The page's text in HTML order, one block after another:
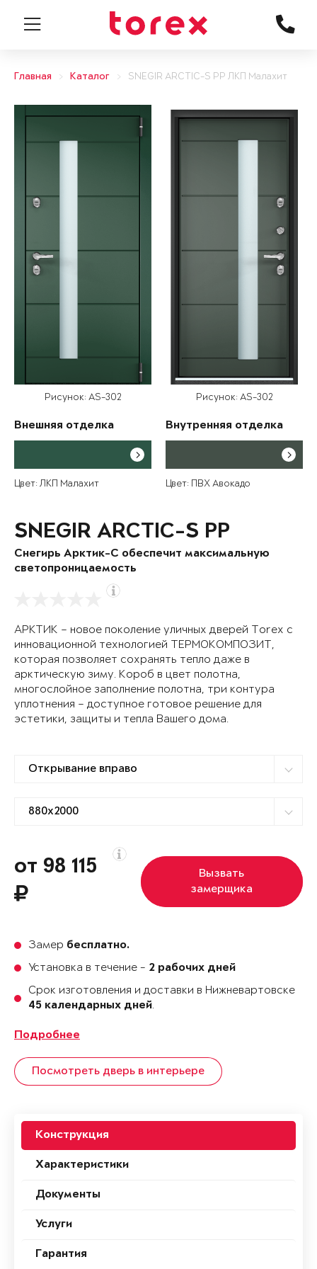
Главная Каталог SNEGIR ARCTIC-S PP ЛКП Малахит
Рисунок: AS-302
Внешняя отделка
Цвет: ЛКП Малахит
Рисунок: AS-302
Внутренняя отделка
Цвет: ПВХ Авокадо
SNEGIR ARCTIC-S PP
Снегирь Арктик-С обеспечит максимальную
светопроницаемость
АРКТИК – новое поколение уличных дверей Torex с
инновационной технологией ТЕРМОКОМПОЗИТ,
которая позволяет сохранять тепло даже в
арктическую зиму. Короб в цвет полотна,
многослойное заполнение полотна, три контура
уплотнения – доступное готовое решение для
эстетики, защиты и тепла Вашего дома.
от 98 115
Вызвать
замерщика
Замер бесплатно.
Установка в течение - 2 рабочих дней
Срок изготовления и доставки в Нижневартовске
45 календарных дней.
Подробнее
Посмотреть дверь в интерьере
Конструкция
Характеристики
Документы
Услуги
Гарантия